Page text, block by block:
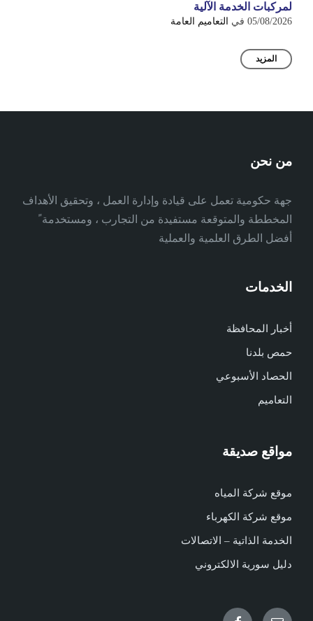
لمركبات الخدمة الآلية
05/08/2026 في التعاميم العامة
المزيد
من نحن
جهة حكومية تعمل على قيادة وإدارة العمل ، وتحقيق الأهداف
المخططة والمتوقعة مستفيدة من التجارب ، ومستخدمة ً
أفضل الطرق العلمية والعملية
الخدمات
أخبار المحافظة
حمص بلدنا
الحصاد الأسبوعي
التعاميم
مواقع صديقة
موقع شركة المياه
موقع شركة الكهرباء
الخدمة الذاتية – الاتصالات
دليل سورية الالكتروني